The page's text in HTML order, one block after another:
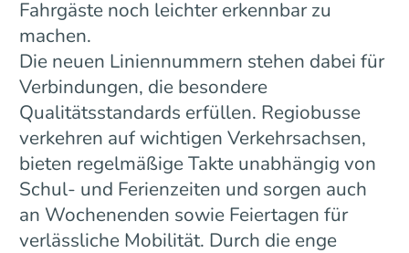
Fahrgäste noch leichter erkennbar zu
machen.
Die neuen Liniennummern stehen dabei für
Verbindungen, die besondere
Qualitätsstandards erfüllen. Regiobusse
verkehren auf wichtigen Verkehrsachsen,
bieten regelmäßige Takte unabhängig von
Schul- und Ferienzeiten und sorgen auch
an Wochenenden sowie Feiertagen für
verlässliche Mobilität. Durch die enge